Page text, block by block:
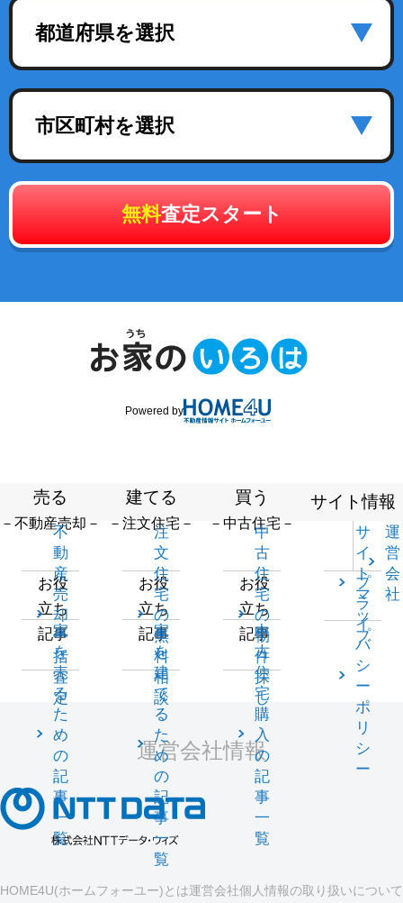
都道府県を選択
市区町村を選択
無料査定スタート
Powered by
売る
－不動産売却－
不
動
産
売
却
一
括
査
定
お役
立ち
記事
家
を
売
る
た
め
の
記
事
一
覧
建てる
－注文住宅－
注
文
住
宅
の
無
料
相
談
お役
立ち
記事
家
を
建
て
る
た
め
の
記
事
一
覧
買う
－中古住宅－
中
古
住
宅
の
物
件
探
し
お役
立ち
記事
中
古
住
宅
購
入
の
記
事
一
覧
サイト情報
サ
イ
ト
マ
ッ
プ
運
営
会
社
プ
ラ
イ
バ
シ
ー
ポ
リ
シ
ー
運営会社情報
HOME4U(ホームフォーユー)とは運営会社個人情報の取り扱いについて